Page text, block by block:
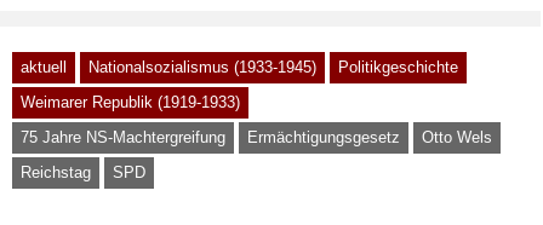
aktuell Nationalsozialismus (1933-1945)
Politikgeschichte
Weimarer Republik (1919-1933)
75 Jahre NS-Machtergreifung
Ermächtigungsgesetz
Otto Wels
Reichstag
SPD